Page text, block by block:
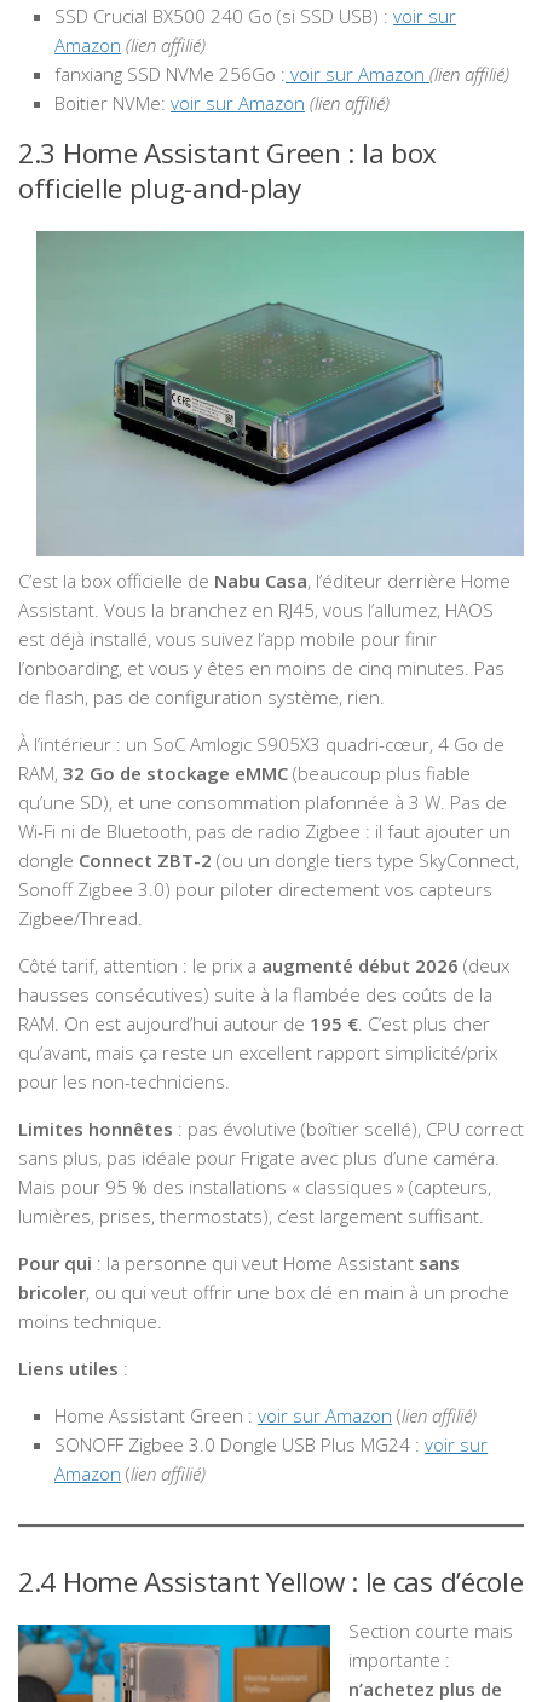
SSD Crucial BX500 240 Go (si SSD USB) : voir sur
Amazon (lien affilié)
fanxiang SSD NVMe 256Go : voir sur Amazon (lien affilié)
Boitier NVMe: voir sur Amazon (lien affilié)
2.3 Home Assistant Green : la box
officielle plug-and-play
C’est la box officielle de Nabu Casa, l’éditeur derrière Home
Assistant. Vous la branchez en RJ45, vous l’allumez, HAOS
est déjà installé, vous suivez l’app mobile pour finir
l’onboarding, et vous y êtes en moins de cinq minutes. Pas
de flash, pas de configuration système, rien.
À l’intérieur : un SoC Amlogic S905X3 quadri-cœur, 4 Go de
RAM, 32 Go de stockage eMMC (beaucoup plus fiable
qu’une SD), et une consommation plafonnée à 3 W. Pas de
Wi-Fi ni de Bluetooth, pas de radio Zigbee : il faut ajouter un
dongle Connect ZBT-2 (ou un dongle tiers type SkyConnect,
Sonoff Zigbee 3.0) pour piloter directement vos capteurs
Zigbee/Thread.
Côté tarif, attention : le prix a augmenté début 2026 (deux
hausses consécutives) suite à la flambée des coûts de la
RAM. On est aujourd’hui autour de 195 € . C’est plus cher
qu’avant, mais ça reste un excellent rapport simplicité/prix
pour les non-techniciens.
Limites honnêtes : pas évolutive (boîtier scellé), CPU correct
sans plus, pas idéale pour Frigate avec plus d’une caméra.
Mais pour 95 % des installations « classiques » (capteurs,
lumières, prises, thermostats), c’est largement suffisant.
Pour qui : la personne qui veut Home Assistant sans
bricoler, ou qui veut offrir une box clé en main à un proche
moins technique.
Liens utiles :
Home Assistant Green : voir sur Amazon (lien affilié)
SONOFF Zigbee 3.0 Dongle USB Plus MG24 : voir sur
Amazon (lien affilié)
2.4 Home Assistant Yellow : le cas d’école
Section courte mais
importante :
n’achetez plus de